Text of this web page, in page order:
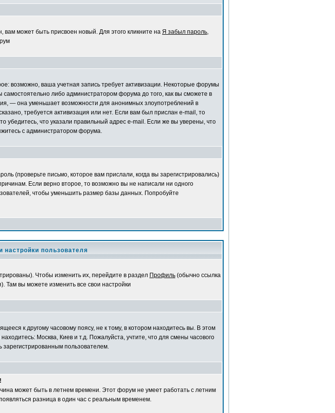
может быть присвоен новый. Для этого кликните на Я забыл пароль,
возможно, ваша учетная запись требует активизации. Некоторые форумы
либо администратором форума до того, как вы сможете в
— она уменьшает возможности для анонимных злоупотреблений в
требуется активизация или нет. Если вам был прислан e-mail, то
убедитесь, что указали правильный адрес e-mail. Если же вы уверены, что
с администратором форума.
(проверьте письмо, которое вам прислали, когда вы зарегистрировались)
Если верно второе, то возможно вы не написали ни одного
чтобы уменьшить размер базы данных. Попробуйте
настройки пользователя
Чтобы изменить их, перейдите в раздел Профиль (обычно ссылка
Там вы можете изменить все свои настройки
к другому часовому поясу, не к тому, в котором находитесь вы. В этом
Москва, Киев и т.д. Пожалуйста, учтите, что для смены часового
зарегистрированным пользователем.
может быть в летнем времени. Этот форум не умеет работать с летним
разница в один час с реальным временем.